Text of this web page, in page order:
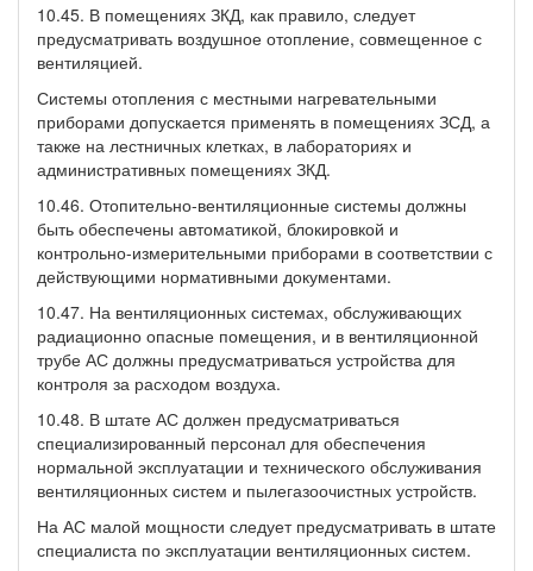
10.45. В помещениях ЗКД, как правило, следует
предусматривать воздушное отопление, совмещенное с
вентиляцией.
Системы отопления с местными нагревательными
приборами допускается применять в помещениях ЗСД, а
также на лестничных клетках, в лабораториях и
административных помещениях ЗКД.
10.46. Отопительно-вентиляционные системы должны
быть обеспечены автоматикой, блокировкой и
контрольно-измерительными приборами в соответствии с
действующими нормативными документами.
10.47. На вентиляционных системах, обслуживающих
радиационно опасные помещения, и в вентиляционной
трубе АС должны предусматриваться устройства для
контроля за расходом воздуха.
10.48. В штате АС должен предусматриваться
специализированный персонал для обеспечения
нормальной эксплуатации и технического обслуживания
вентиляционных систем и пылегазоочистных устройств.
На АС малой мощности следует предусматривать в штате
специалиста по эксплуатации вентиляционных систем.